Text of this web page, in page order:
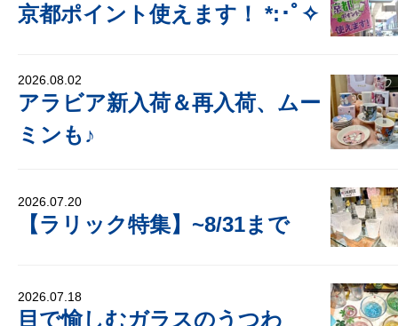
京都ポイント使えます！ *:･ﾟ✧
2026.08.02
アラビア新入荷＆再入荷、ムー
ミンも♪
2026.07.20
【ラリック特集】~8/31まで
2026.07.18
目で愉しむガラスのうつわ